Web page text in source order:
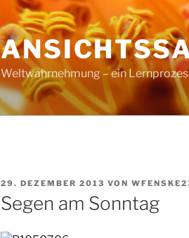
Weltwahrnehmung – ein
VERÖFFENTLICHT
AM
29. DEZEMBER 2013 VON
Segen am Sonntag